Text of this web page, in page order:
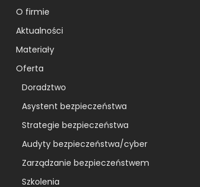
O firmie
Aktualności
Materiały
Oferta
Doradztwo
Asystent bezpieczeństwa
Strategie bezpieczeństwa
Audyty bezpieczeństwa/cyber
Zarządzanie bezpieczeństwem
Szkolenia